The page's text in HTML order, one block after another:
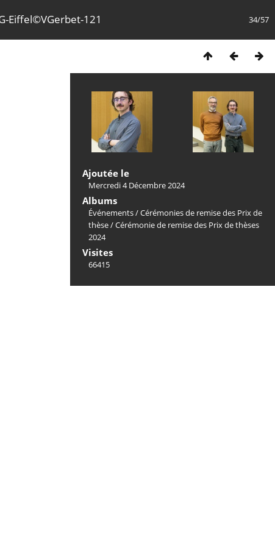
34/57
Eiffel©VGerbet-121
Ajoutée le
Mercredi 4 Décembre 2024
Albums
Événements/Cérémonies de remise des Prix de
thèse/Cérémonie de remise des Prix de thèses
2024
Visites
66415